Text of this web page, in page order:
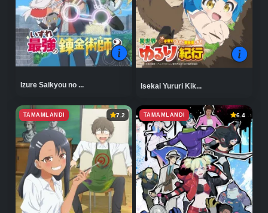
Izure Saikyou no ... Isekai Yururi Kik...
TAMAMLANDI 7.2 TAMAMLANDI 6.4